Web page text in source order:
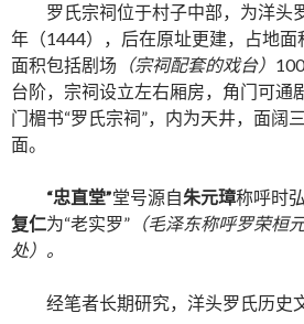
罗氏宗祠位于村子中部，为洋头
年（1444），后在原址更建，占地
面积包括剧场 （宗祠配套的戏台）
台阶，宗祠设立左右厢房，角门可通
门楣书“罗氏宗祠”，内为天井，面阔
面。
“忠直堂”堂号源自朱元璋称呼时
复仁为“老实罗” （毛泽东称呼罗荣桓
处）。
经笔者长期研究，洋头罗氏历史